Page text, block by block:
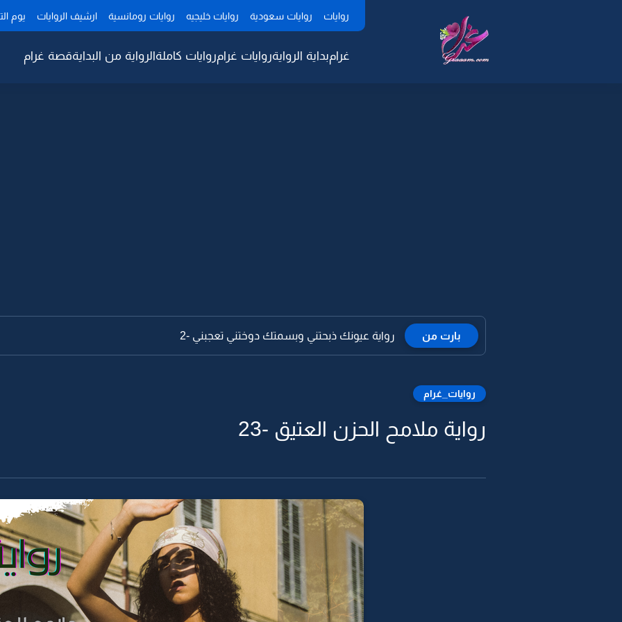
روايات روايات سعودية روايات خليجيه روايات رومانسية ارشيف الروايات يوم
غرامبداية الروايةروايات غرامروايات كاملةالرواية من البدايةقصة غرام
بارت من رواية عيونك ذبحتني وبسمتك دوختني تعجبني -2
روايات_غرام
رواية ملامح الحزن العتيق -23